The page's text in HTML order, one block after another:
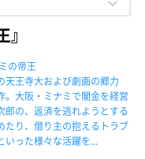
の帝王
天王寺大および劇画の郷力
。大阪・ミナミで闇金を経営
郎の、返済を逃れようとする
たり、借り主の抱えるトラブ
いった様々な活躍を...